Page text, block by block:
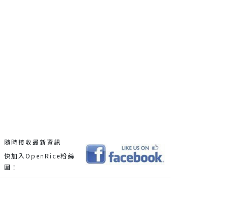
隨時接收最新資訊
快加入OpenRice粉絲
團！